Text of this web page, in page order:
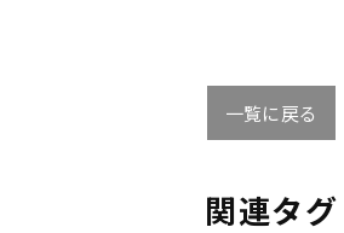
一覧に戻る
関連タグ